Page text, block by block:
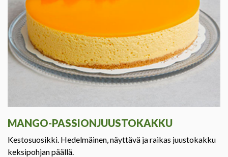
MANGO-PASSIONJUUSTOKAKKU
Kestosuosikki. Hedelmäinen, näyttävä ja raikas juustokakku
keksipohjan päällä.